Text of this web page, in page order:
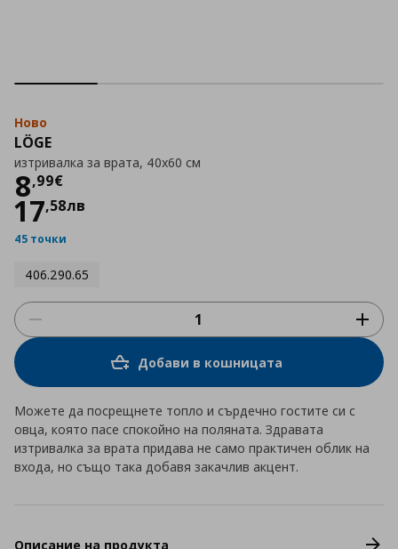
Ново
LÖGE
изтривалка за врата, 40x60 см
8,99€
Цена
17,58лв
45 точки
406.290.65
Добави в кошницата
Можете да посрещнете топло и сърдечно гостите си с
овца, която пасе спокойно на поляната. Здравата
изтривалка за врата придава не само практичен облик на
входа, но също така добавя закачлив акцент.
Описание на продукта